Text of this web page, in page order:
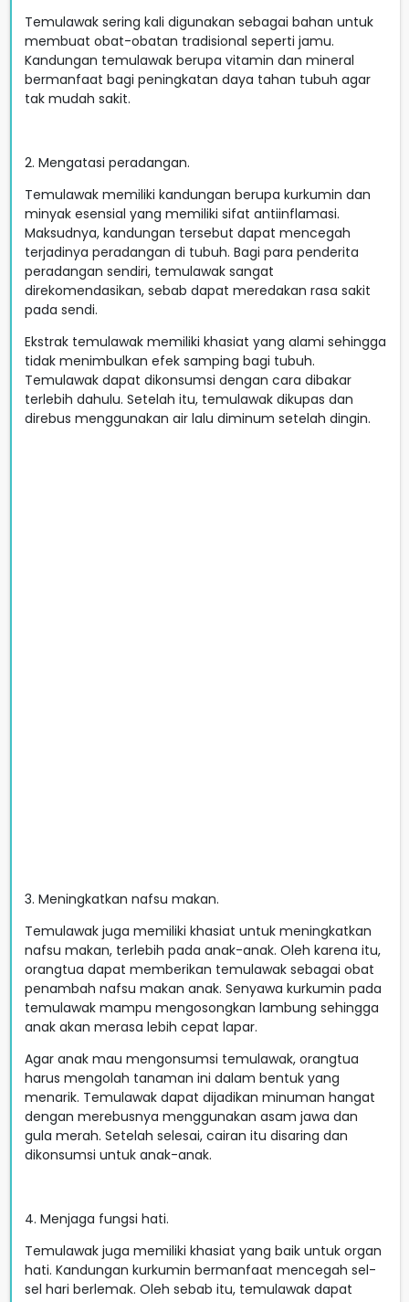
Temulawak sering kali digunakan sebagai bahan untuk
membuat obat-obatan tradisional seperti jamu.
Kandungan temulawak berupa vitamin dan mineral
bermanfaat bagi peningkatan daya tahan tubuh agar
tak mudah sakit.
2. Mengatasi peradangan.
Temulawak memiliki kandungan berupa kurkumin dan
minyak esensial yang memiliki sifat antiinflamasi.
Maksudnya, kandungan tersebut dapat mencegah
terjadinya peradangan di tubuh. Bagi para penderita
peradangan sendiri, temulawak sangat
direkomendasikan, sebab dapat meredakan rasa sakit
pada sendi.
Ekstrak temulawak memiliki khasiat yang alami sehingga
tidak menimbulkan efek samping bagi tubuh.
Temulawak dapat dikonsumsi dengan cara dibakar
terlebih dahulu. Setelah itu, temulawak dikupas dan
direbus menggunakan air lalu diminum setelah dingin.
3. Meningkatkan nafsu makan.
Temulawak juga memiliki khasiat untuk meningkatkan
nafsu makan, terlebih pada anak-anak. Oleh karena itu,
orangtua dapat memberikan temulawak sebagai obat
penambah nafsu makan anak. Senyawa kurkumin pada
temulawak mampu mengosongkan lambung sehingga
anak akan merasa lebih cepat lapar.
Agar anak mau mengonsumsi temulawak, orangtua
harus mengolah tanaman ini dalam bentuk yang
menarik. Temulawak dapat dijadikan minuman hangat
dengan merebusnya menggunakan asam jawa dan
gula merah. Setelah selesai, cairan itu disaring dan
dikonsumsi untuk anak-anak.
4. Menjaga fungsi hati.
Temulawak juga memiliki khasiat yang baik untuk organ
hati. Kandungan kurkumin bermanfaat mencegah sel-
sel hari berlemak. Oleh sebab itu, temulawak dapat